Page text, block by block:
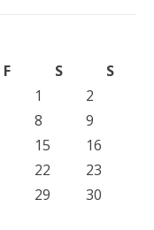
F S
S
1
2
8
9
15
16
22
23
29
30